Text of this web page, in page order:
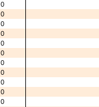
0
0
0
0
0
0
0
0
0
0
0